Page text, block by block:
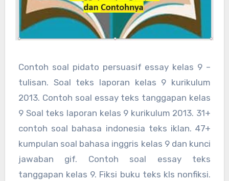
Contoh soal pidato persuasif essay kelas 9 –
tulisan. Soal teks laporan kelas 9 kurikulum
2013. Contoh soal essay teks tanggapan kelas
9 Soal teks laporan kelas 9 kurikulum 2013. 31+
contoh soal bahasa indonesia teks iklan. 47+
kumpulan soal bahasa inggris kelas 9 dan kunci
jawaban gif. Contoh soal essay teks
tanggapan kelas 9. Fiksi buku teks kls nonfiksi.